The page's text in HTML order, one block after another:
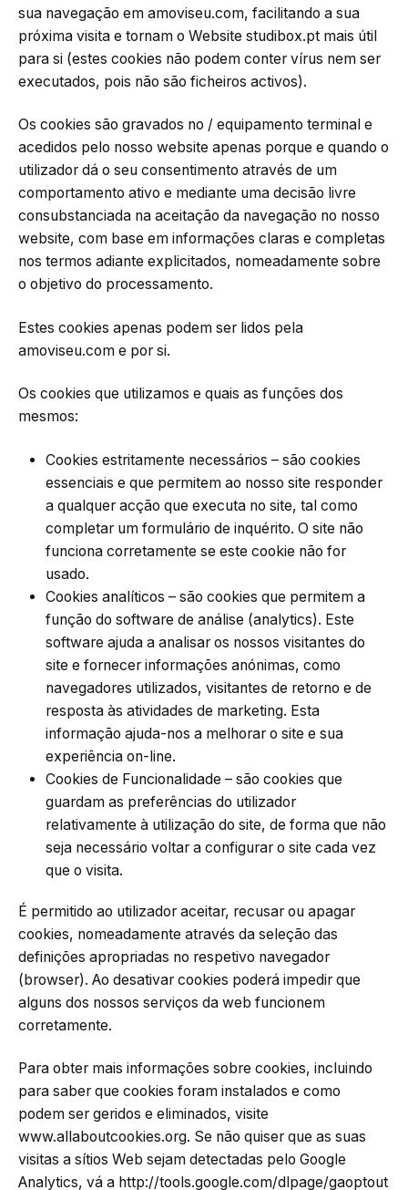
sua navegação em amoviseu.com, facilitando a sua
próxima visita e tornam o Website studibox.pt mais útil
para si (estes cookies não podem conter vírus nem ser
executados, pois não são ficheiros activos).
Os cookies são gravados no / equipamento terminal e
acedidos pelo nosso website apenas porque e quando o
utilizador dá o seu consentimento através de um
comportamento ativo e mediante uma decisão livre
consubstanciada na aceitação da navegação no nosso
website, com base em informações claras e completas
nos termos adiante explicitados, nomeadamente sobre
o objetivo do processamento.
Estes cookies apenas podem ser lidos pela
amoviseu.com e por si.
Os cookies que utilizamos e quais as funções dos
mesmos:
Cookies estritamente necessários – são cookies
essenciais e que permitem ao nosso site responder
a qualquer acção que executa no site, tal como
completar um formulário de inquérito. O site não
funciona corretamente se este cookie não for
usado.
Cookies analíticos – são cookies que permitem a
função do software de análise (analytics). Este
software ajuda a analisar os nossos visitantes do
site e fornecer informações anónimas, como
navegadores utilizados, visitantes de retorno e de
resposta às atividades de marketing. Esta
informação ajuda-nos a melhorar o site e sua
experiência on-line.
Cookies de Funcionalidade – são cookies que
guardam as preferências do utilizador
relativamente à utilização do site, de forma que não
seja necessário voltar a configurar o site cada vez
que o visita.
É permitido ao utilizador aceitar, recusar ou apagar
cookies, nomeadamente através da seleção das
definições apropriadas no respetivo navegador
(browser). Ao desativar cookies poderá impedir que
alguns dos nossos serviços da web funcionem
corretamente.
Para obter mais informações sobre cookies, incluindo
para saber que cookies foram instalados e como
podem ser geridos e eliminados, visite
www.allaboutcookies.org. Se não quiser que as suas
visitas a sítios Web sejam detectadas pelo Google
Analytics, vá a http://tools.google.com/dlpage/gaoptout